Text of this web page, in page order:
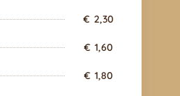
€ 2,30
€ 1,60
€ 1,80